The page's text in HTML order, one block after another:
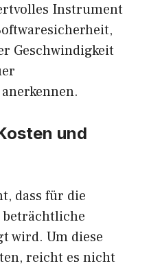
Instrument
Geschwindigkeit
und
dass für die
wird. Um diese
reicht es nicht